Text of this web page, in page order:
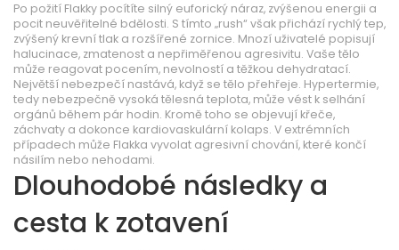
Po požití Flakky pocítíte silný euforický náraz, zvýšenou energii a
pocit neuvěřitelné bdělosti. S tímto „rush“ však přichází rychlý tep,
zvýšený krevní tlak a rozšířené zornice. Mnozí uživatelé popisují
halucinace, zmatenost a nepřiměřenou agresivitu. Vaše tělo
může reagovat pocením, nevolností a těžkou dehydratací.
Největší nebezpečí nastává, když se tělo přehřeje. Hypertermie,
tedy nebezpečně vysoká tělesná teplota, může vést k selhání
orgánů během pár hodin. Kromě toho se objevují křeče,
záchvaty a dokonce kardiovaskulární kolaps. V extrémních
případech může Flakka vyvolat agresivní chování, které končí
násilím nebo nehodami.
Dlouhodobé následky a
cesta k zotavení